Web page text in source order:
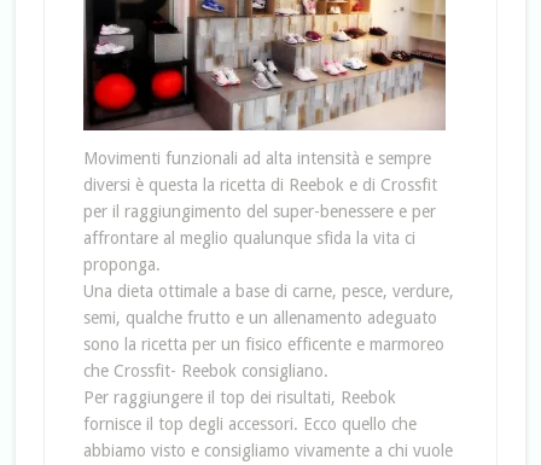
Movimenti funzionali ad alta intensità e sempre
diversi è questa la ricetta di Reebok e di Crossfit
per il raggiungimento del super-benessere e per
affrontare al meglio qualunque sfida la vita ci
proponga.
Una dieta ottimale a base di carne, pesce, verdure,
semi, qualche frutto e un allenamento adeguato
sono la ricetta per un fisico efficente e marmoreo
che Crossfit- Reebok consigliano.
Per raggiungere il top dei risultati, Reebok
fornisce il top degli accessori. Ecco quello che
abbiamo visto e consigliamo vivamente a chi vuole